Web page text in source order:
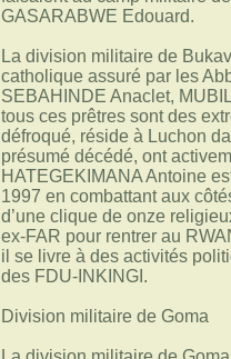
GASARABWE Edouard.
La division militaire de
catholique assuré par les
SEBAHINDE Anaclet,
tous ces prêtres sont des
défroqué, réside à Luchon
présumé décédé, ont
HATEGEKIMANA Antoine
1997 en combattant aux
d’une clique de onze
ex-FAR pour rentrer au
il se livre à des activités
des FDU-INKINGI.
Division militaire de Goma